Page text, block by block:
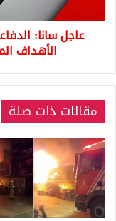
الأهداف
المعادية
الجنوبية
عاجل سانا:
الأهداف
مقالات ذات صلة